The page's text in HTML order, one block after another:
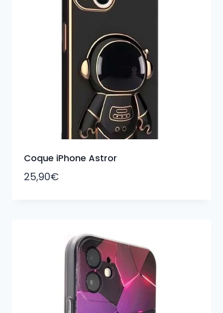
Coque iPhone Astror
25,90€